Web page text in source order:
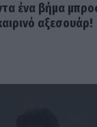
ένα βήμα
αξεσουάρ!